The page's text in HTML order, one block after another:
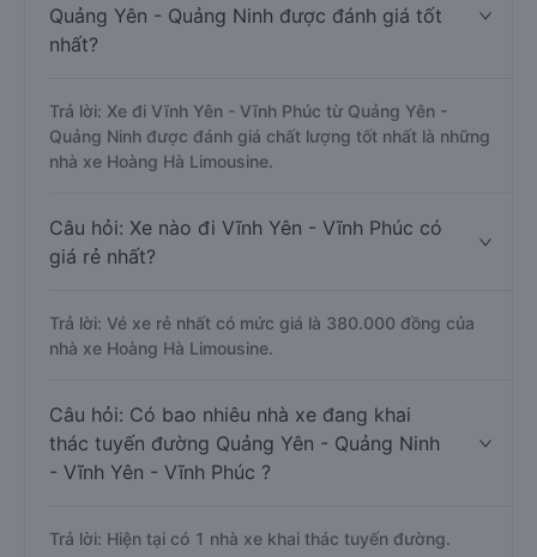
Quảng Yên - Quảng Ninh được đánh giá tốt
nhất?
Trả lời: Xe đi Vĩnh Yên - Vĩnh Phúc từ Quảng Yên -
Quảng Ninh được đánh giá chất lượng tốt nhất là những
nhà xe Hoàng Hà Limousine.
Câu hỏi: Xe nào đi Vĩnh Yên - Vĩnh Phúc có
giá rẻ nhất?
Trả lời: Vé xe rẻ nhất có mức giá là 380.000 đồng của
nhà xe Hoàng Hà Limousine.
Câu hỏi: Có bao nhiêu nhà xe đang khai
thác tuyến đường Quảng Yên - Quảng Ninh
- Vĩnh Yên - Vĩnh Phúc ?
Trả lời: Hiện tại có 1 nhà xe khai thác tuyến đường.